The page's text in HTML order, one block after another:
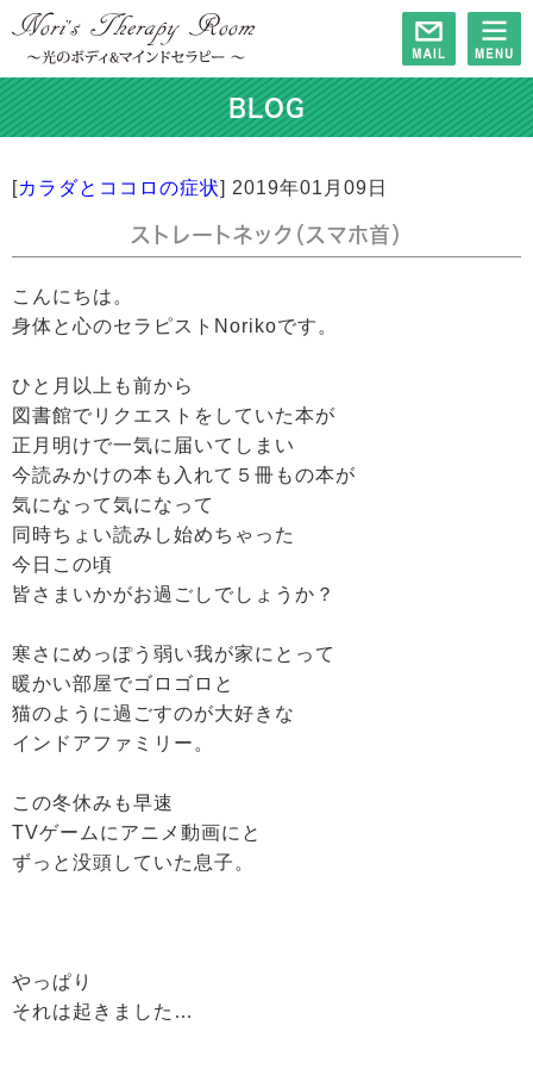
BLOG
[カラダとココロの症状] 2019年01月09日
ストレートネック（スマホ首）
こんにちは。
身体と心のセラピストNorikoです。
ひと月以上も前から
図書館でリクエストをしていた本が
正月明けで一気に届いてしまい
今読みかけの本も入れて５冊もの本が
気になって気になって
同時ちょい読みし始めちゃった
今日この頃
皆さまいかがお過ごしでしょうか？
寒さにめっぽう弱い我が家にとって
暖かい部屋でゴロゴロと
猫のように過ごすのが大好きな
インドアファミリー。
この冬休みも早速
TVゲームにアニメ動画にと
ずっと没頭していた息子。
やっぱり
それは起きました…